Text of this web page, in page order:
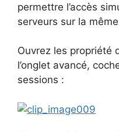
permettre l’accès
serveurs sur la
Ouvrez les propriété
l’onglet avancé,
sessions :